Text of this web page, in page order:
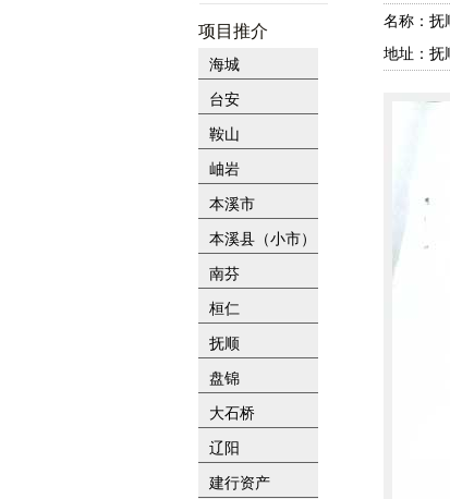
项目推介
海城
台安
鞍山
岫岩
本溪市
本溪县（小市）
南芬
桓仁
抚顺
盘锦
大石桥
辽阳
建行资产
名称：抚
地址：抚